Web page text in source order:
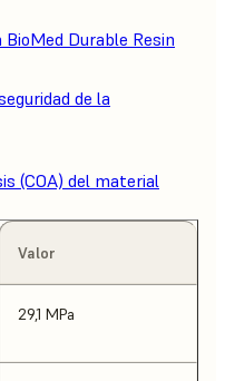
Durable Resin
de la
(COA) del material
Valor
29,1 MPa